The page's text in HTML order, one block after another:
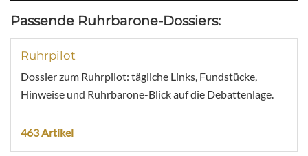
Passende Ruhrbarone-Dossiers:
Ruhrpilot
Dossier zum Ruhrpilot: tägliche Links, Fundstücke,
Hinweise und Ruhrbarone-Blick auf die Debattenlage.
463 Artikel